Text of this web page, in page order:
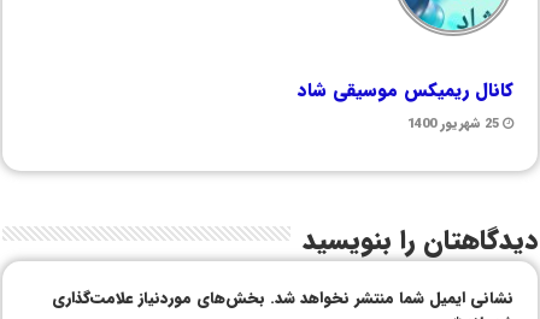
کانال ریمیکس موسیقی شاد
25 شهریور 1400
دیدگاهتان را بنویسید
نشانی ایمیل شما منتشر نخواهد شد. بخش‌های موردنیاز علامت‌گذاری